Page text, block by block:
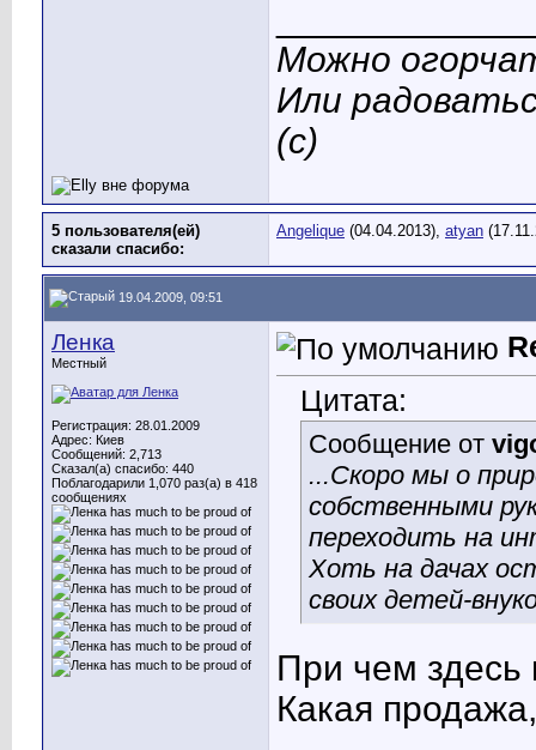
Можно
Или
(с)
5 пользователя(ей)
сказали cпасибо:
Angelique (04.04.2013), atyan
19.04.2009, 09:51
Ленка
Местный
Регистрация: 28.01.2009
Адрес: Киев
Сообщений: 2,713
Сказал(а) спасибо: 440
Поблагодарили 1,070 раз(а) в 418
сообщениях
Цитата:
Сообщение от
...Скоро мы о
собственными
переходить на
Хоть на дачах
своих детей-
При чем здесь
Какая